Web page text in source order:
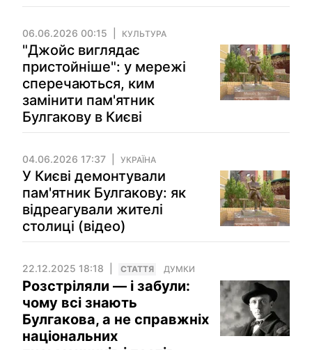
06.06.2026 00:15 КУЛЬТУРА
"Джойс виглядає
пристойніше": у мережі
сперечаються, ким
замінити пам'ятник
Булгакову в Києві
04.06.2026 17:37 УКРАЇНА
У Києві демонтували
пам'ятник Булгакову: як
відреагували жителі
столиці (відео)
22.12.2025 18:18 СТАТТЯ ДУМКИ
Розстріляли — і забули:
чому всі знають
Булгакова, а не справжніх
національних